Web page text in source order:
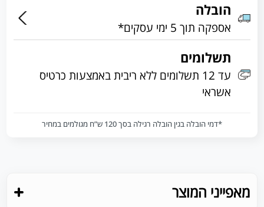
הובלה
אספקה תוך 5 ימי עסקים*
תשלומים
עד 12 תשלומים ללא ריבית באמצעות כרטיס
אשראי
*דמי הובלה בגין הובלה רגילה בסך 120 ש”ח מגולמים במחיר
מאפייני המוצר